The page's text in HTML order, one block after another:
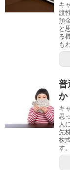
キ
渡
預
と
る
も
普
か
キ
思
人
先
株
す。